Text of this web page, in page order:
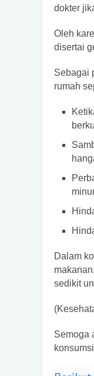
dokter
Oleh
disertai
Sebagai
rumah
Dalam
sedikit
Semoga